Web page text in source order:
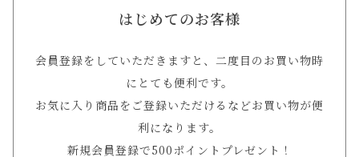
はじめてのお客様
会員登録をしていただきますと、二度目のお買い物時
にとても便利です。
お気に入り商品をご登録いただけるなどお買い物が便
利になります。
新規会員登録で500ポイントプレゼント！